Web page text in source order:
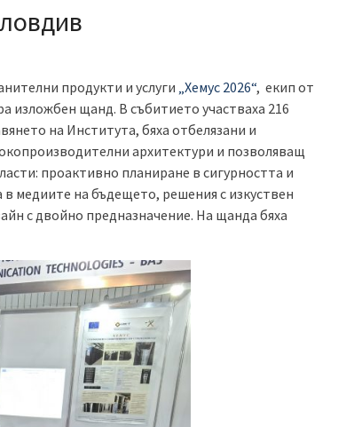
продукти и услуги „Хемус 2026“, екип от
щанд. В събитието участваха 216
на Института, бяха отбелязани и
архитектури и позволяващ
проактивно планиране в сигурността и
медиите на бъдещето, решения с изкуствен
с двойно предназначение. На щанда бяха